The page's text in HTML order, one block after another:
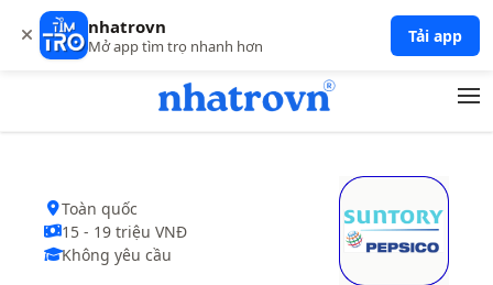
nhatrovn
Mở app tìm trọ nhanh hơn Tải app
Nhân viên kinh doanh thị trường SUNTORY…
Công ty TNHH Nước giải khát Suntory Pepsico Việt …
Toàn quốc
15 - 19 triệu VNĐ
Không yêu cầu